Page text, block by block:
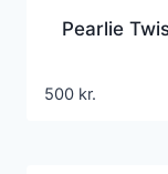
Pearlie
500 kr.